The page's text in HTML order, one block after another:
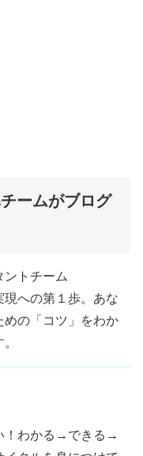
ームがブログ
トチーム
現への第１歩。あな
めの「コツ」をわか
！わかる→できる→